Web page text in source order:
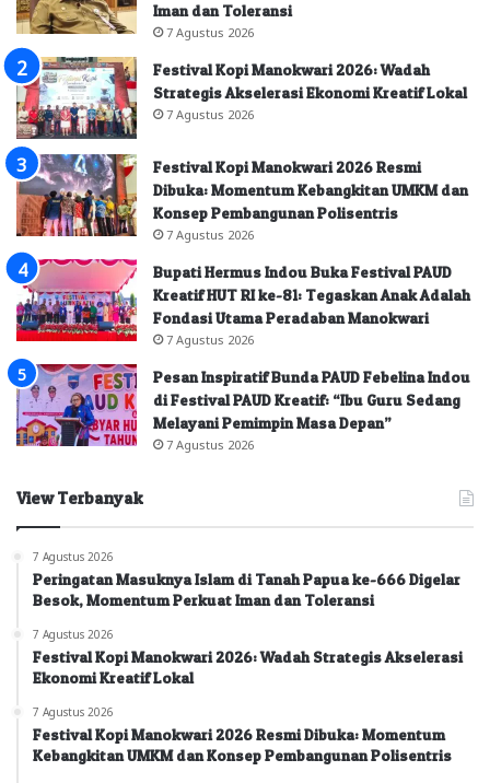
Iman dan Toleransi
7 Agustus 2026
Festival Kopi Manokwari 2026: Wadah
Strategis Akselerasi Ekonomi Kreatif Lokal
7 Agustus 2026
Festival Kopi Manokwari 2026 Resmi
Dibuka: Momentum Kebangkitan UMKM dan
Konsep Pembangunan Polisentris
7 Agustus 2026
Bupati Hermus Indou Buka Festival PAUD
Kreatif HUT RI ke-81: Tegaskan Anak Adalah
Fondasi Utama Peradaban Manokwari
7 Agustus 2026
Pesan Inspiratif Bunda PAUD Febelina Indou
di Festival PAUD Kreatif: “Ibu Guru Sedang
Melayani Pemimpin Masa Depan”
7 Agustus 2026
View Terbanyak
7 Agustus 2026
Peringatan Masuknya Islam di Tanah Papua ke-666 Digelar
Besok, Momentum Perkuat Iman dan Toleransi
7 Agustus 2026
Festival Kopi Manokwari 2026: Wadah Strategis Akselerasi
Ekonomi Kreatif Lokal
7 Agustus 2026
Festival Kopi Manokwari 2026 Resmi Dibuka: Momentum
Kebangkitan UMKM dan Konsep Pembangunan Polisentris